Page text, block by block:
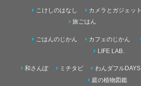
こけしのはなし カメラとガジェット
旅ごはん
ごはんのじかん カフェのじかん
LIFE LAB.
和さんぽ ミチタビ わんダフルDAYS
庭の植物図鑑